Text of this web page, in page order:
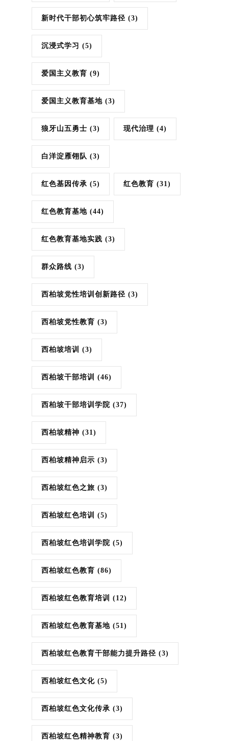
新时代干部初心筑牢路径 (3)
沉浸式学习 (5)
爱国主义教育 (9)
爱国主义教育基地 (3)
狼牙山五勇士 (3) 现代治理 (4)
白洋淀雁翎队 (3)
红色基因传承 (5) 红色教育 (31)
红色教育基地 (44)
红色教育基地实践 (3)
群众路线 (3)
西柏坡党性培训创新路径 (3)
西柏坡党性教育 (3)
西柏坡培训 (3)
西柏坡干部培训 (46)
西柏坡干部培训学院 (37)
西柏坡精神 (31)
西柏坡精神启示 (3)
西柏坡红色之旅 (3)
西柏坡红色培训 (5)
西柏坡红色培训学院 (5)
西柏坡红色教育 (86)
西柏坡红色教育培训 (12)
西柏坡红色教育基地 (51)
西柏坡红色教育干部能力提升路径 (3)
西柏坡红色文化 (5)
西柏坡红色文化传承 (3)
西柏坡红色精神教育 (3)